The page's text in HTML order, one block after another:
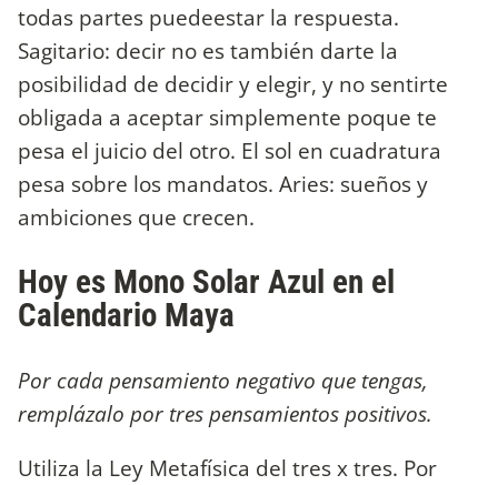
todas partes puedeestar la respuesta.
Sagitario: decir no es también darte la
posibilidad de decidir y elegir, y no sentirte
obligada a aceptar simplemente poque te
pesa el juicio del otro. El sol en cuadratura
pesa sobre los mandatos. Aries: sueños y
ambiciones que crecen.
Hoy es Mono Solar Azul en el
Calendario Maya
Por cada pensamiento negativo que tengas,
remplázalo por tres pensamientos positivos.
Utiliza la Ley Metafísica del tres x tres. Por